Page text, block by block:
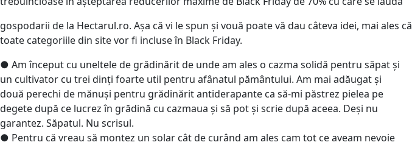
gospodarii de la Hectarul.ro. Așa că vi le spun și vouă poate vă dau câteva idei, mai ales că
toate categoriile din site vor fi incluse în Black Friday.
● Am început cu uneltele de grădinărit de unde am ales o cazma solidă pentru săpat și
un cultivator cu trei dinți foarte util pentru afânatul pământului. Am mai adăugat și
două perechi de mănuși pentru grădinărit antiderapante ca să-mi păstrez pielea pe
degete după ce lucrez în grădină cu cazmaua și să pot și scrie după aceea. Deși nu
garantez. Săpatul. Nu scrisul.
● Pentru că vreau să montez un solar cât de curând am ales cam tot ce aveam nevoie